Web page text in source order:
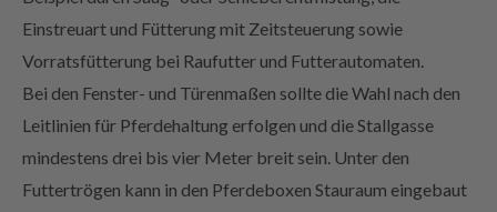
Vorratsfütterung bei Raufutter und Futterautomaten.
Bei den Fenster- und Türenmaßen sollte die Wahl nach den
Leitlinien für Pferdehaltung erfolgen und die Stallgasse
mindestens drei bis vier Meter breit sein. Unter den
Futtertrögen kann in den Pferdeboxen Stauraum eingebaut
werden.